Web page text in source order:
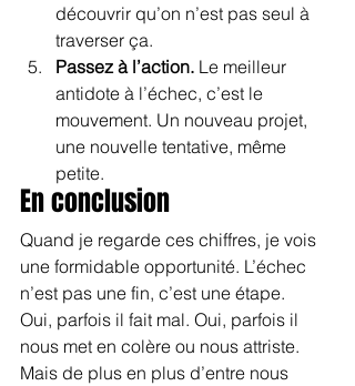
découvrir qu’on n’est pas seul à
traverser ça.
Passez à l’action. Le meilleur
antidote à l’échec, c’est le
mouvement. Un nouveau projet,
une nouvelle tentative, même
petite.
En conclusion
Quand je regarde ces chiffres, je vois
une formidable opportunité. L’échec
n’est pas une fin, c’est une étape.
Oui, parfois il fait mal. Oui, parfois il
nous met en colère ou nous attriste.
Mais de plus en plus d’entre nous